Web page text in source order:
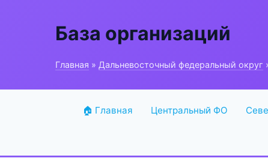
База организаций
Главная » Дальневосточный федеральный округ
🏠 Главная Центральный ФО